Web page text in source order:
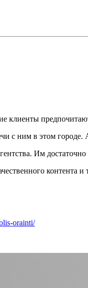
с ним в этом городе.
Им
контента и
orainti/